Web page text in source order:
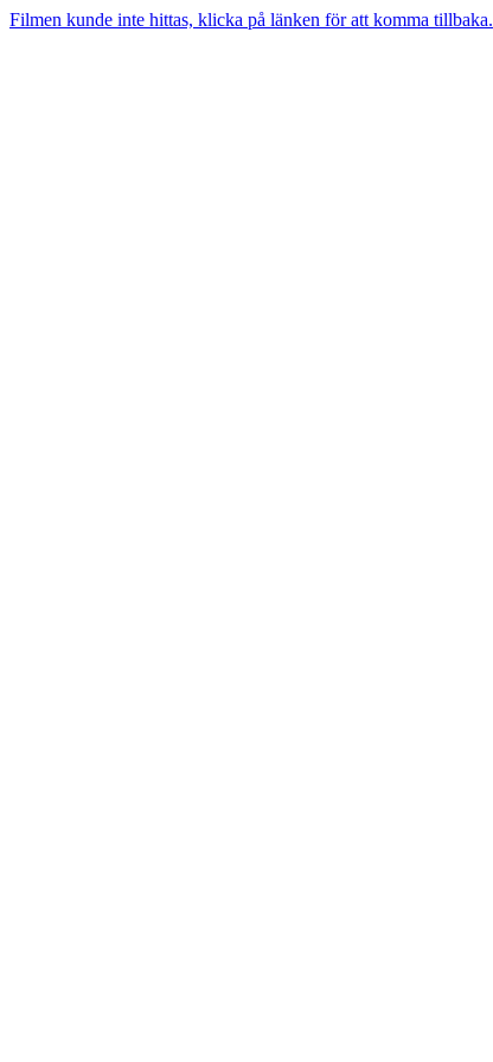
Filmen kunde inte hittas, klicka på länken för att komma tillbaka.